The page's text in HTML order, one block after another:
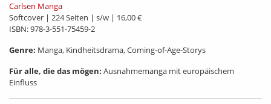
Carlsen Manga
Softcover | 224 Seiten | s/w | 16,00 €
ISBN: 978-3-551-75459-2
Genre: Manga, Kindheitsdrama, Coming-of-Age-Storys
Für alle, die das mögen: Ausnahmemanga mit europäischem
Einfluss